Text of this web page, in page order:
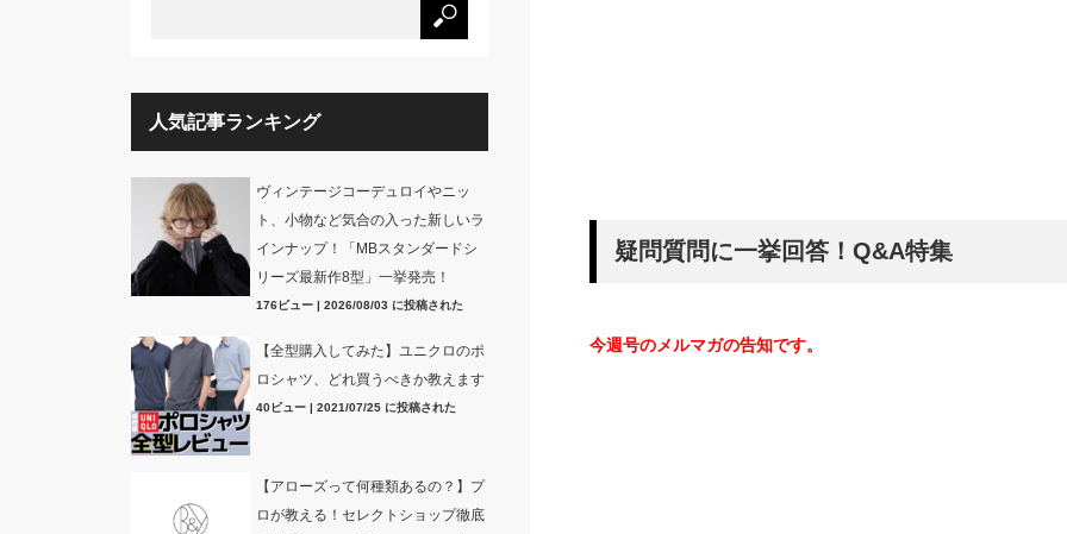
疑問質問に一挙回答！Q&A特集
今週号のメルマガの告知です。
人気記事ランキング
ヴィンテージコーデュロイやニッ
ト、小物など気合の入った新しいラ
インナップ！「MBスタンダードシ
リーズ最新作8型」一挙発売！
176ビュー| 2026/08/03 に投稿された
【全型購入してみた】ユニクロのポ
ロシャツ、どれ買うべきか教えます
40ビュー| 2021/07/25 に投稿された
【アローズって何種類あるの？】プ
ロが教える！セレクトショップ徹底